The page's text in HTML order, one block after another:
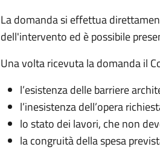
La domanda si effettua
dell'intervento ed è possibile
Una volta ricevuta la domanda il
l’esistenza delle barriere
l’inesistenza dell’opera
lo stato dei lavori, che non
la congruità della spesa